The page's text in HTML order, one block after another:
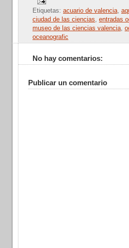
Etiquetas: acuario de valencia,
ciudad de las ciencias, entradas
museo de las ciencias valencia,
oceanografic
No hay comentarios:
Publicar un comentario